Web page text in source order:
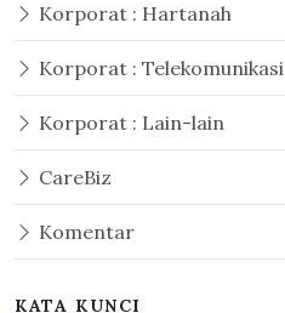
Korporat : Hartanah
Korporat : Telekomunikasi
Korporat : Lain-lain
CareBiz
Komentar
KATA KUNCI